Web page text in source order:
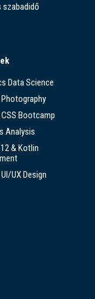
szabadidő
Data Science
Bootcamp
Analysis
& Kotlin
UX Design